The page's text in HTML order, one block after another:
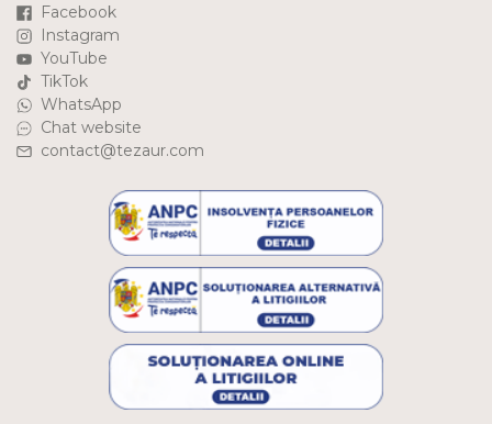
Facebook
Instagram
YouTube
TikTok
WhatsApp
Chat website
contact@tezaur.com